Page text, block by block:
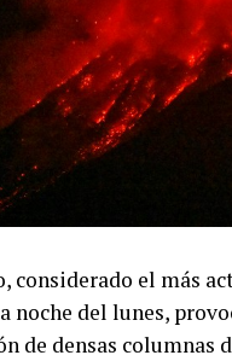
para
de Panamá
millones. El
y
en 38
Canal sostiene que
de un plan
contempla
considerado el más
noche del lunes,
de densas columnas